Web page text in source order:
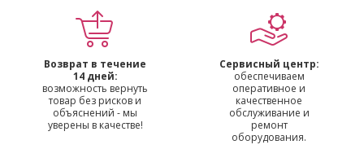
Возврат в течение
14 дней:
возможность вернуть
товар без рисков и
объяснений - мы
уверены в качестве!
Сервисный центр:
обеспечиваем
оперативное и
качественное
обслуживание и
ремонт
оборудования.